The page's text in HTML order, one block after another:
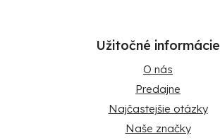
Užitočné informácie
O nás
Predajne
Najčastejšie otázky
Naše značky